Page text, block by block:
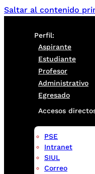
Saltar al contenido
Perfil:
Aspirante
Estudiante
Profesor
Administrativo
Egresado
Accesos
PSE
Intranet
SIUL
Correo